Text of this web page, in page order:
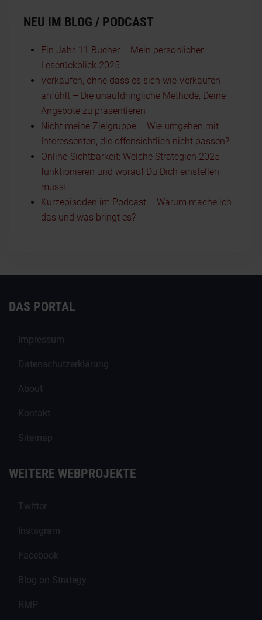
NEU IM BLOG / PODCAST
Ein Jahr, 11 Bücher – Mein persönlicher
Leserückblick 2025
Verkaufen, ohne dass es sich wie Verkaufen
anfühlt – Die unaufdringliche Methode, Deine
Angebote zu präsentieren
Nicht meine Zielgruppe – Wie umgehen mit
Interessenten, die offensichtlich nicht passen?
Online-Sichtbarkeit: Welche Strategien 2025
funktionieren und worauf Du Dich einstellen
musst
Kurzepisoden im Podcast – Warum mache ich
das und was bringt es?
DAS PORTAL
Impressum
Datenschutzerklärung
About
Kontakt
Sitemap
WEITERE WEBPROJEKTE
Twitter
Instagram
Facebook
Blog on Strategy
RMP